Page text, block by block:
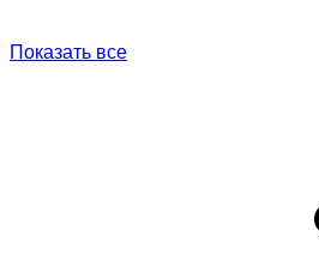
Показать все